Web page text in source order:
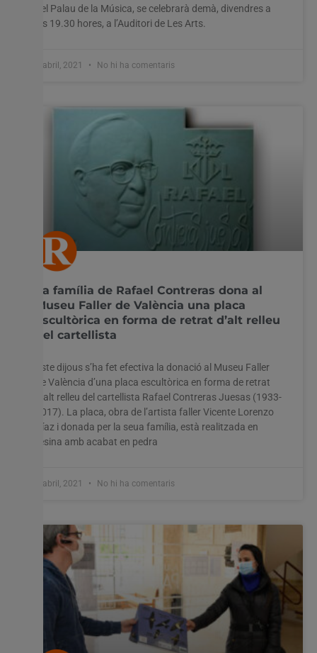
del Palau de la Música, se celebrarà demà, divendres a
les 19.30 hores, a l’Auditori de Les Arts.
8 abril, 2021 No hi ha comentaris
La família de Rafael Contreras dona al
Museu Faller de València una placa
escultòrica en forma de retrat d’alt relleu
del cartellista
Este dijous s’ha fet efectiva la donació al Museu Faller
de València d’una placa escultòrica en forma de retrat
d’alt relleu del cartellista Rafael Contreras Juesas (1933-
2017). La placa, obra de l’artista faller Vicente Lorenzo
Díaz i donada per la seua família, està realitzada en
resina amb acabat en pedra
8 abril, 2021 No hi ha comentaris